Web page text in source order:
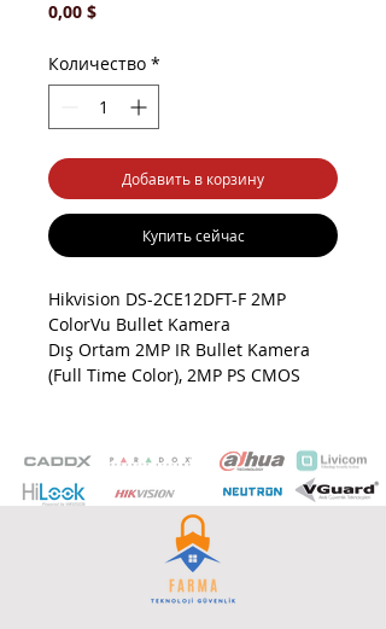
0,00 $Цена
Количество *
Добавить в корзину
Купить сейчас
Hikvision DS-2CE12DFT-F 2MP
ColorVu Bullet Kamera
Dış Ortam 2MP IR Bullet Kamera
(Full Time Color), 2MP PS CMOS
(IR Açık), 130dB WDR, AGC, AWB,
BLC, maskeleme (4 bölge), hareket
algılama (4 bölge), 3D DNR,
Aynalama, Akıllı IR, AnalogHD çıkış,
IP67, 20m IR, Coax Kontrol, 12V DC,
TVI/AHD/CVI/CVBS desteği